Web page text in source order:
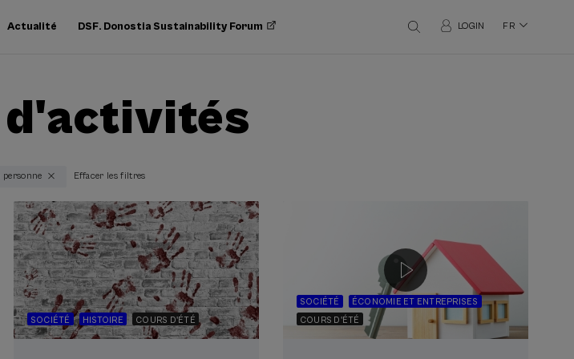
Actualité DSF. Donostia Sustainability Forum LOGIN FR
personne Effacer les filtres
SOCIÉTÉ HISTOIRE COURS D'ÉTÉ
SOCIÉTÉ
ÉCONOMIE ET ENTREPRISES
COURS D'ÉTÉ